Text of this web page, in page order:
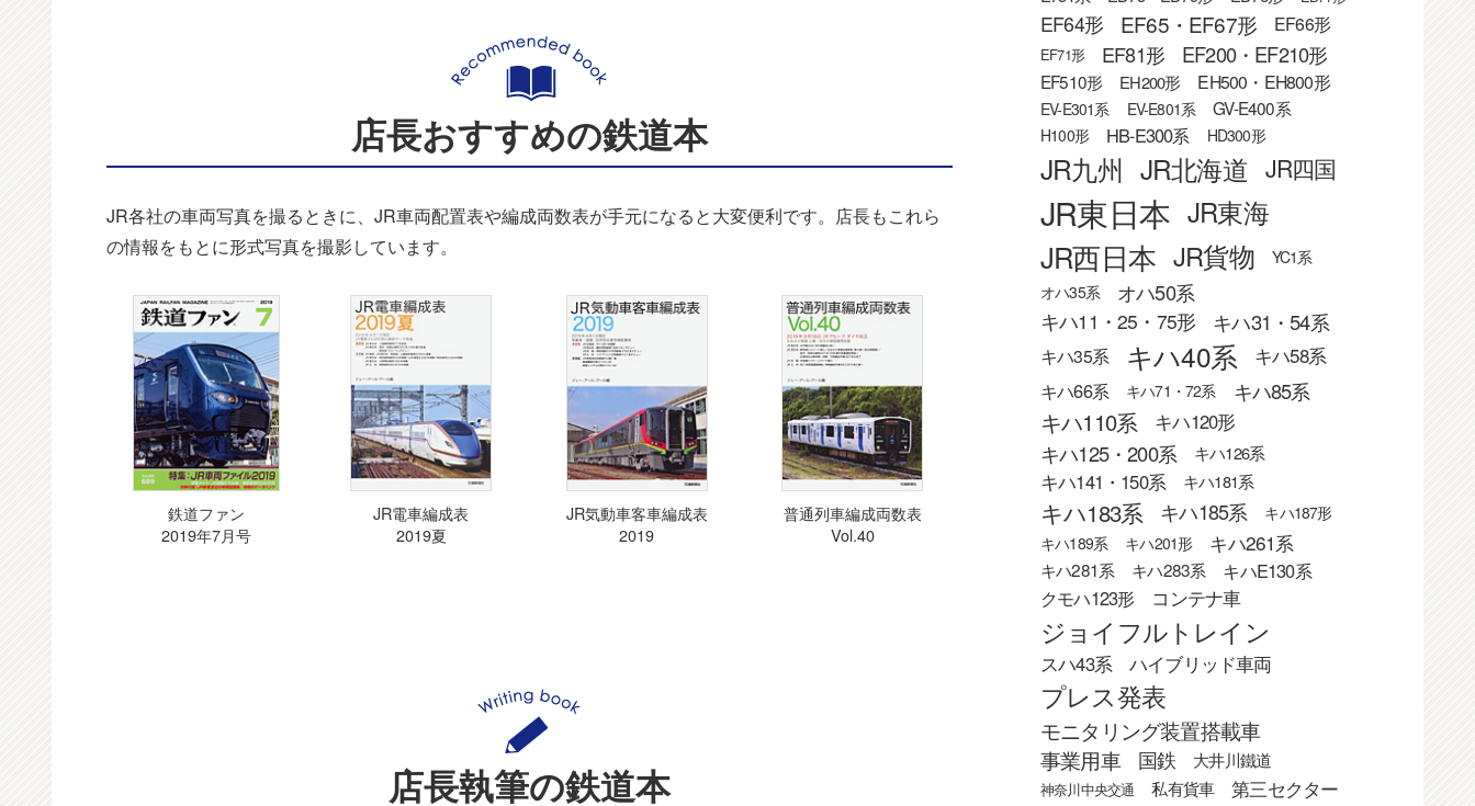
店長おすすめの鉄道本
JR各社の車両写真を撮るときに、JR車両配置表や編成両数表が手元になると大変便利です。店長もこれら
の情報をもとに形式写真を撮影しています。
鉄道ファン
2019年7月号
JR電車編成表
2019夏
JR気動車客車編成表
2019
普通列車編成両数表
Vol.40
店長執筆の鉄道本
EF64形 EF65・EF67形 EF66形
EF71形 EF81形 EF200・EF210形
EF510形 EH200形 EH500・EH800形
EV-E301系 EV-E801系 GV-E400系
H100形 HB-E300系 HD300形
JR九州 JR北海道 JR四国
JR東日本 JR東海
JR西日本 JR貨物
YC1系
オハ35系
オハ50系
キハ11・25・75形 キハ31・54系
キハ35系 キハ40系
キハ58系
キハ66系
キハ71・72系 キハ85系
キハ110系 キハ120形
キハ125・200系 キハ126系
キハ141・150系 キハ181系
キハ183系 キハ185系
キハ187形
キハ189系
キハ201形 キハ261系
キハ281系 キハ283系
キハE130系
クモハ123形
コンテナ車
ジョイフルトレイン
スハ43系 ハイブリッド車両
プレス発表
モニタリング装置搭載車
事業用車 国鉄 大井川鐵道
神奈川中央交通 私有貨車
第三セクター